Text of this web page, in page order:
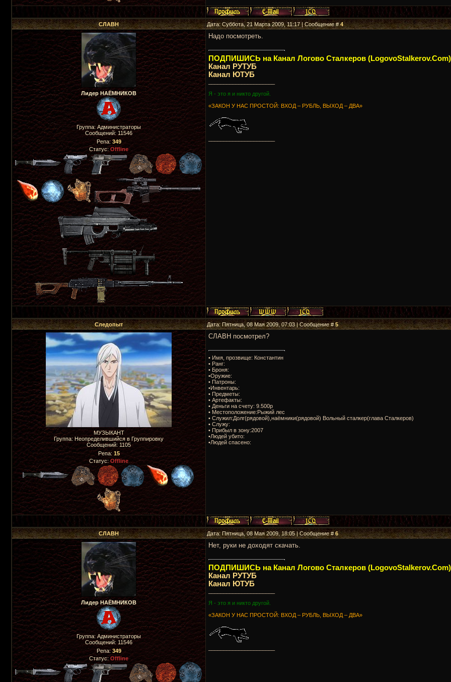
СЛАВН Дата: Суббота, 21 Марта 2009, 11:17 | Сообщение #4
Лидер НАЁМНИКОВ
Группа: Администраторы
Сообщений: 11546
Репа: 349
Статус: Offline
Надо посмотреть.
ПОДПИШИСЬ на Канал Логово Сталкеров
Канал РУТУБ
Канал ЮТУБ
Я - это я и никто другой.
«ЗАКОН У НАС ПРОСТОЙ: ВХОД – РУБЛЬ, ВЫХОД – ДВА»
Следопыт Дата: Пятница, 08 Мая 2009, 07:03 | Сообщение #5
МУЗЫКАНТ
Группа: Неопределившийся в Группировку
Сообщений: 1105
Репа: 15
Статус: Offline
СЛАВН посмотрел?
• Имя, прозвище: Константин
• Ранг:
• Броня:
•Оружие:
• Патроны:
•Инвентарь:
• Предметы:
• Артефакты:
• Деньги на счету: 9.500р
• Местоположение:Рыжий лес
• Служил:Долг(рядовой),наёмники(рядовой) Вольный сталкер(глава Сталкеров)
• Служу:
• Прибыл в зону:2007
•Людей убито:
•Людей спасено:
СЛАВН Дата: Пятница, 08 Мая 2009, 18:05 | Сообщение #6
Лидер НАЁМНИКОВ
Группа: Администраторы
Сообщений: 11546
Репа: 349
Статус: Offline
Нет, руки не доходят скачать.
ПОДПИШИСЬ на Канал Логово Сталкеров
Канал РУТУБ
Канал ЮТУБ
Я - это я и никто другой.
«ЗАКОН У НАС ПРОСТОЙ: ВХОД – РУБЛЬ, ВЫХОД – ДВА»